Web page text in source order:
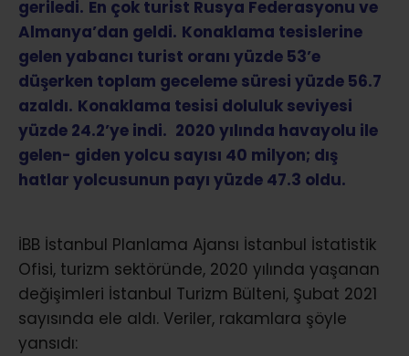
geriledi. En çok turist Rusya Federasyonu ve
Almanya’dan geldi. Konaklama tesislerine
gelen yabancı turist oranı yüzde 53’e
düşerken toplam geceleme süresi yüzde 56.7
azaldı. Konaklama tesisi doluluk seviyesi
yüzde 24.2’ye indi. 2020 yılında havayolu ile
gelen- giden yolcu sayısı 40 milyon; dış
hatlar yolcusunun payı yüzde 47.3 oldu.
İBB İstanbul Planlama Ajansı İstanbul İstatistik
Ofisi, turizm sektöründe, 2020 yılında yaşanan
değişimleri İstanbul Turizm Bülteni, Şubat 2021
sayısında ele aldı. Veriler, rakamlara şöyle
yansıdı: